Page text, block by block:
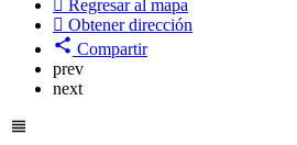
Regresar al mapa
Obtener dirección
Compartir
prev
next